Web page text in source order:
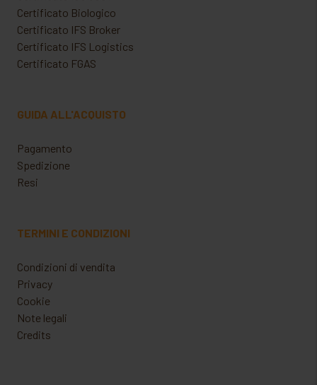
Certificato Biologico
Certificato IFS Broker
Certificato IFS Logistics
Certificato FGAS
GUIDA ALL'ACQUISTO
Pagamento
Spedizione
Resi
TERMINI E CONDIZIONI
Condizioni di vendita
Privacy
Cookie
Note legali
Credits